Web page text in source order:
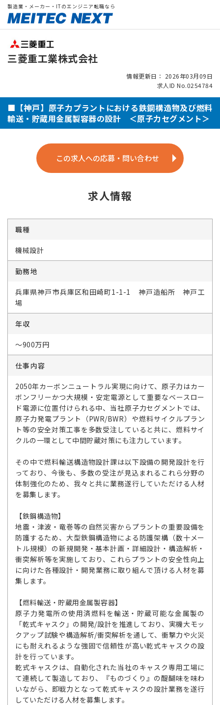
製造業・メーカー・ITのエンジニア転職なら
三菱重工業株式会社
情報更新日： 2026年03月09日
求人ID No.0254784
■【神戸】原子力プラントにおける鉄鋼構造物及び燃料
輸送・貯蔵用金属製容器の設計 ＜原子力セグメント＞
この求人への応募・問い合わせ
求人情報
職種
機械設計
勤務地
兵庫県神戸市兵庫区和田崎町1-1-1 神戸造船所 神戸工
場
年収
～900万円
仕事内容
2050年カーボンニュートラル実現に向けて、原子力はカー
ボンフリーかつ大規模・安定電源として重要なベースロー
ド電源に位置付けられる中、当社原子力セグメントでは、
原子力発電プラント（PWR/BWR）や燃料サイクルプラン
ト等の安全対策工事を多数受注していると共に、燃料サイ
クルの一環として中間貯蔵対策にも注力しています。
その中で燃料輸送構造物設計課は以下設備の開発設計を行
っており、今後も、多数の受注が見込まれるこれら分野の
体制強化のため、我々と共に業務遂行していただける人材
を募集します。
【鉄鋼構造物】
地震・津波・竜巻等の自然災害からプラントの重要設備を
防護するため、大型鉄鋼構造物による防護架構（数十メー
トル規模）の新規開発・基本計画・詳細設計・構造解析・
衝突解析等を実施しており、これらプラントの安全性向上
に向けた各種設計・開発業務に取り組んで頂ける人材を募
集します。
【燃料輸送・貯蔵用金属製容器】
原子力発電所の使用済燃料を輸送・貯蔵可能な金属製の
「乾式キャスク」の開発/設計を推進しており、実機大モッ
クアップ試験や構造解析/衝突解析を通して、衝撃力や火災
にも耐えれるような強固で信頼性が高い乾式キャスクの設
計を行っています。
乾式キャスクは、自動化された当社のキャスク専用工場に
て連続して製造しており、『ものづくり』の醍醐味を味わ
いながら、即戦力となって乾式キャスクの設計業務を遂行
していただける人材を募集します。